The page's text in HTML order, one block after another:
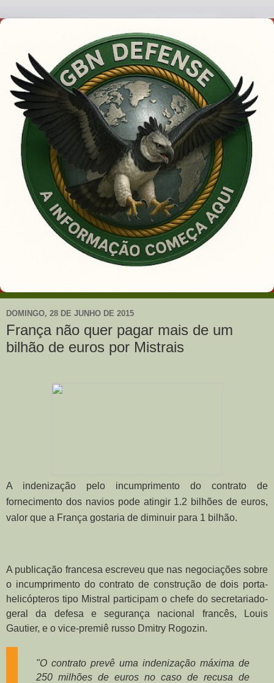
DOMINGO, 28 DE JUNHO DE 2015
França não quer pagar mais de um
bilhão de euros por Mistrais
A indenização pelo incumprimento do contrato de
fornecimento dos navios pode atingir 1.2 bilhões de euros,
valor que a França gostaria de diminuir para 1 bilhão.
A publicação francesa escreveu que nas negociações sobre
o incumprimento do contrato de construção de dois porta-
helicópteros tipo Mistral participam o chefe do secretariado-
geral da defesa e segurança nacional francês, Louis
Gautier, e o vice-premiê russo Dmitry Rogozin.
"O contrato prevê uma indenização máxima de
250 milhões de euros no caso de recusa de